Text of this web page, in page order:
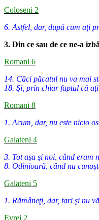
Coloseni 2
6. Astfel, dar, după cum aţi
3. Din ce sau de ce ne-a
Romani 6
14. Căci păcatul nu va mai
18. Şi, prin chiar faptul că
Romani 8
1. Acum, dar, nu este nicio
Galateni 4
3. Tot aşa şi noi, când eram
8. Odinioară, când nu
Galateni 5
1. Rămâneţi, dar, tari şi nu
Evrei 2